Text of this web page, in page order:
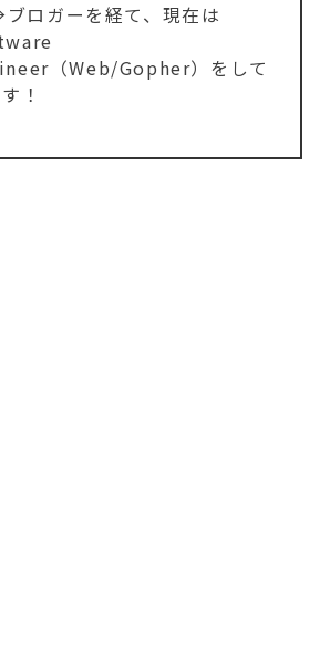
ロガーを経て、現在は
（Web/Gopher）をして
！